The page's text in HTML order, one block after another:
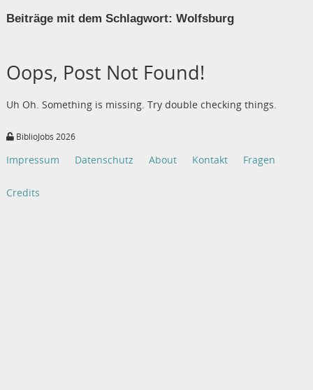
Beiträge mit dem Schlagwort: Wolfsburg
Oops, Post Not Found!
Uh Oh. Something is missing. Try double checking things.
BiblioJobs 2026
Impressum Datenschutz About Kontakt Fragen
Credits